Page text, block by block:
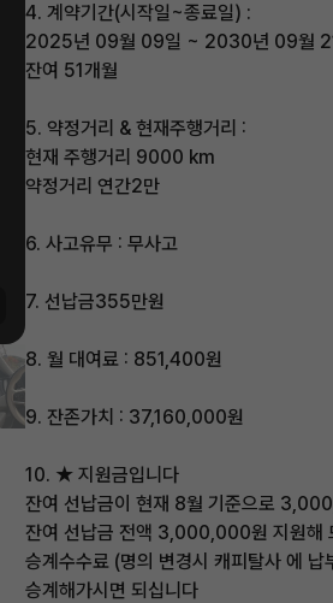
4. 계약기간(시작일~종료일) :
2025년 09월 09일 ~ 2030년 09월
잔여 51개월
5. 약정거리 & 현재주행거리 :
현재 주행거리 9000 km
약정거리 연간2만
6. 사고유무 : 무사고
7. 선납금355만원
8. 월 대여료 : 851,400원
9. 잔존가치 : 37,160,000원
10. ★ 지원금입니다
잔여 선납금이 현재 8월 기준으로
잔여 선납금 전액 3,000,000원 지원해
승계수수료 (명의 변경시 캐피탈사 에
승계해가시면 되십니다